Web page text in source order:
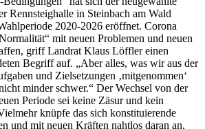
Rennsteighalle in Steinbach am Wald
2020-2026 eröffnet. Corona
mit neuen Problemen und neuen
griff Landrat Klaus Löffler einen
Begriff auf. „Aber alles, was wir aus der
und Zielsetzungen ‚mitgenommen‘
minder schwer.“ Der Wechsel von der
Periode sei keine Zäsur und kein
knüpfe das sich konstituierende
und mit neuen Kräften nahtlos daran an,